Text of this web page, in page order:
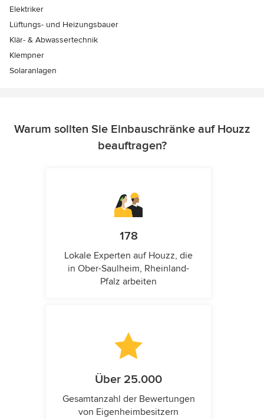
Elektriker
Lüftungs- und Heizungsbauer
Klär- & Abwassertechnik
Klempner
Solaranlagen
Warum sollten Sie Einbauschränke auf Houzz
beauftragen?
178
Lokale Experten auf Houzz, die
in Ober-Saulheim, Rheinland-
Pfalz arbeiten
Über 25.000
Gesamtanzahl der Bewertungen
von Eigenheimbesitzern